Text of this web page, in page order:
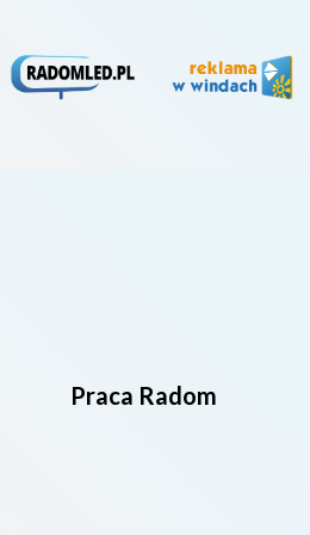
Praca Radom